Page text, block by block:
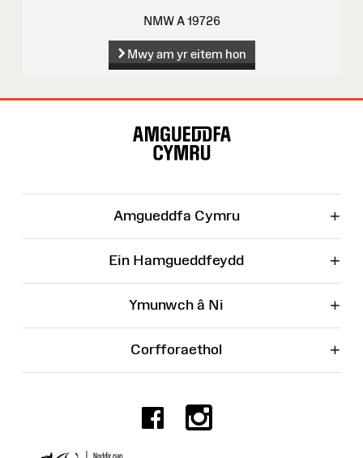
NMW A 19726
Mwy am yr eitem hon
Amgueddfa Cymru +
Ein Hamgueddfeydd +
Ymunwch â Ni +
Corfforaethol +
Facebook